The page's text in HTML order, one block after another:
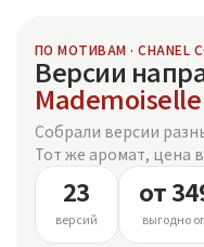
ПО МОТИВАМ · CHANEL
Версии
Mademoiselle
Собрали версии
Тот же аромат, цена
23
версий
от
выгодно